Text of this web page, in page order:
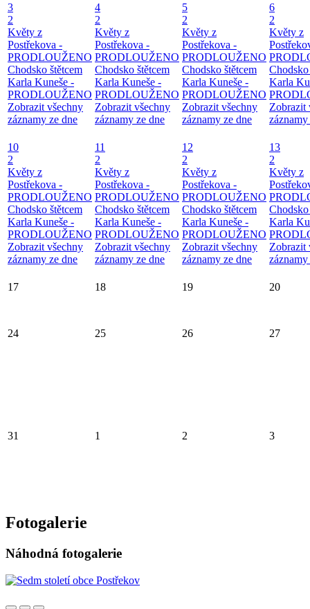
3
2
Květy z
Postřekova -
PRODLOUŽENO
Chodsko štětcem
Karla Kuneše -
PRODLOUŽENO
Zobrazit všechny
záznamy ze dne
4
2
Květy z
Postřekova -
PRODLOUŽENO
Chodsko štětcem
Karla Kuneše -
PRODLOUŽENO
Zobrazit všechny
záznamy ze dne
5
2
Květy z
Postřekova -
PRODLOUŽENO
Chodsko štětcem
Karla Kuneše -
PRODLOUŽENO
Zobrazit všechny
záznamy ze dne
6
2
Květy z
Chodsko
Karla
Zobrazit
10
2
Květy z
Postřekova -
PRODLOUŽENO
Chodsko štětcem
Karla Kuneše -
PRODLOUŽENO
Zobrazit všechny
záznamy ze dne
11
2
Květy z
Postřekova -
PRODLOUŽENO
Chodsko štětcem
Karla Kuneše -
PRODLOUŽENO
Zobrazit všechny
záznamy ze dne
12
2
Květy z
Postřekova -
PRODLOUŽENO
Chodsko štětcem
Karla Kuneše -
PRODLOUŽENO
Zobrazit všechny
záznamy ze dne
13
2
Květy z
Chodsko
Karla
Zobrazit
17 18 19 20
24 25 26 27
31 1 2 3
Fotogalerie
Náhodná fotogalerie